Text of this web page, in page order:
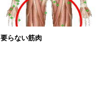
要らない筋肉